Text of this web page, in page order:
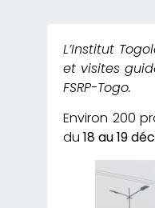
L’Institut
et visites
FSRP-Togo.
Environ 200
du 18 au 19